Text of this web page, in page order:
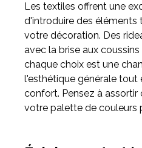
Les textiles offrent une
d'introduire des éléments
votre décoration. Des
avec la brise aux
chaque choix est une
l'esthétique générale tout
confort. Pensez à
votre palette de couleurs